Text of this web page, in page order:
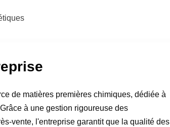
de matières premières chimiques, dédiée à
à une gestion rigoureuse des
vente, l'entreprise garantit que la qualité des